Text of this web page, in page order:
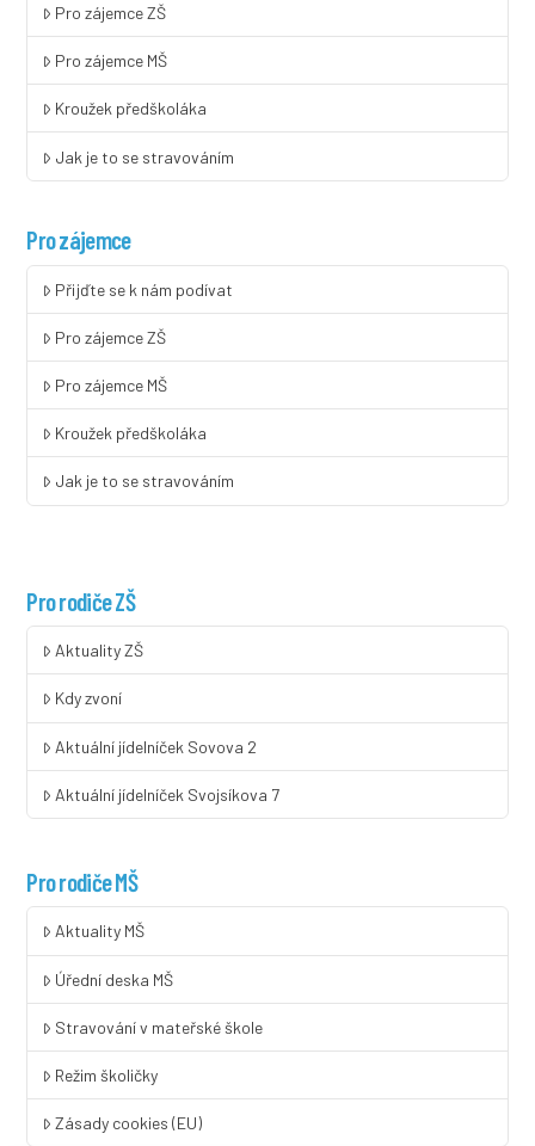
Pro zájemce ZŠ
Pro zájemce MŠ
Kroužek předškoláka
Jak je to se stravováním
Pro zájemce
Přijďte se k nám podívat
Pro zájemce ZŠ
Pro zájemce MŠ
Kroužek předškoláka
Jak je to se stravováním
Pro rodiče ZŠ
Aktuality ZŠ
Kdy zvoní
Aktuální jídelníček Sovova 2
Aktuální jídelníček Svojsíkova 7
Pro rodiče MŠ
Aktuality MŠ
Úřední deska MŠ
Stravování v mateřské škole
Režim školičky
Zásady cookies (EU)